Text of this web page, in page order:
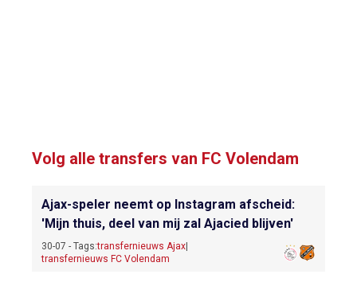
Volg alle transfers van FC Volendam
Ajax-speler neemt op Instagram afscheid:
'Mijn thuis, deel van mij zal Ajacied blijven'
30-07 - Tags:transfernieuws Ajax
transfernieuws FC Volendam